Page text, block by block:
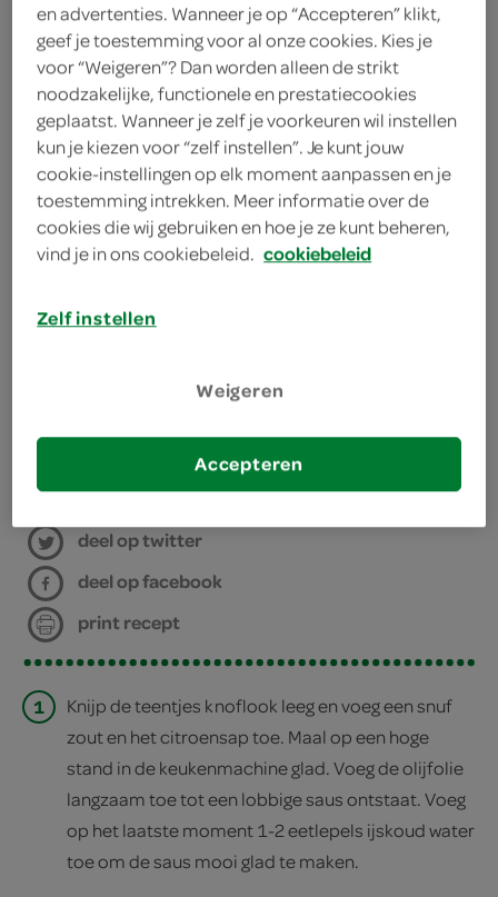
1 citroen
300 milliliter olijfolie
1 bol knoflook
kies je winkel
benodigdheden
bereiden
deel op twitter
deel op facebook
print recept
1
Knijp de teentjes knoflook leeg en voeg een snuf
zout en het citroensap toe. Maal op een hoge
stand in de keukenmachine glad. Voeg de olijfolie
langzaam toe tot een lobbige saus ontstaat. Voeg
op het laatste moment 1-2 eetlepels ijskoud water
toe om de saus mooi glad te maken.
en advertenties. Wanneer je op “Accepteren” klikt,
geef je toestemming voor al onze cookies. Kies je
voor “Weigeren”? Dan worden alleen de strikt
noodzakelijke, functionele en prestatiecookies
geplaatst. Wanneer je zelf je voorkeuren wil instellen
kun je kiezen voor “zelf instellen”. Je kunt jouw
cookie-instellingen op elk moment aanpassen en je
toestemming intrekken. Meer informatie over de
cookies die wij gebruiken en hoe je ze kunt beheren,
vind je in ons cookiebeleid. cookiebeleid
Zelf instellen
Weigeren
Accepteren